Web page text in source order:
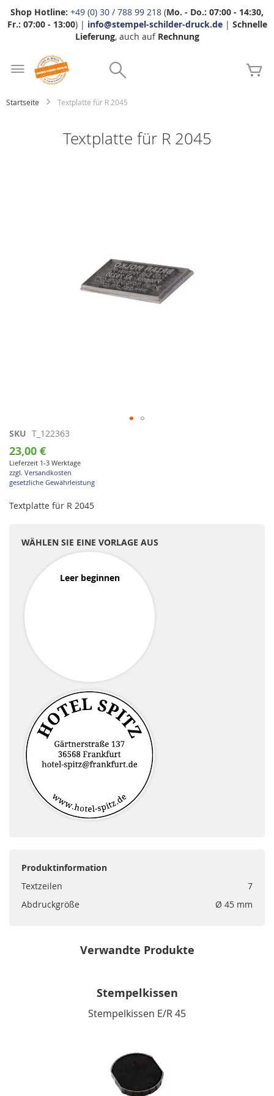
Shop Hotline: +49 (0) 30 / 788 99 218 (Mo. - Do.: 07:00 - 14:30,
Fr.: 07:00 - 13:00) | info@stempel-schilder-druck.de| Schnelle
Lieferung, auch auf Rechnung
Startseite Textplatte für R 2045
Textplatte für R 2045
Zum
Anfang
der
Bildgalerie
springen
SKU T_122363
23,00 €
Lieferzeit 1-3 Werktage
zzgl. Versandkosten
gesetzliche Gewährleistung
Textplatte für R 2045
WÄHLEN SIE EINE VORLAGE AUS
Leer beginnen
Produktinformation
Textzeilen
7
Abdruckgröße
Ø 45 mm
Verwandte Produkte
Stempelkissen
Stempelkissen E/R 45